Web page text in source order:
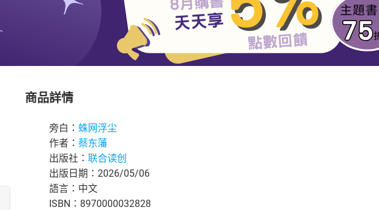
商品詳情
旁白： 蛛网浮尘
作者： 蔡东藩
出版社： 联合读创
出版日期：2026/05/06
語言：中文
ISBN：8970000032828